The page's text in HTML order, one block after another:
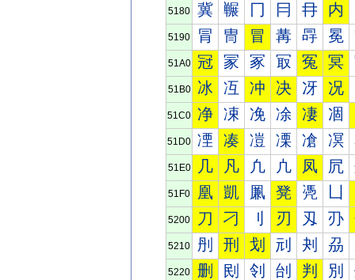
5180 冀 冁 冂 冃 冄 内
5190 冐 冑 冒 冓 冔 冕
51A0 冠 冡 冢 冣 冤 冥
51B0 冰 冱 冲 决 冴 况
51C0 净 凁 凂 凃 凄 凅
51D0 凐 凑 凒 凓 凔 凕
51E0 几 凡 凢 凣 凤 凥
51F0 凰 凱 凲 凳 凴
5200 刀 刁 刂 刃 刄 刅
5210 刐 刑 划 刓 刔 刕
5220 删 刡 刢 刣 判 別